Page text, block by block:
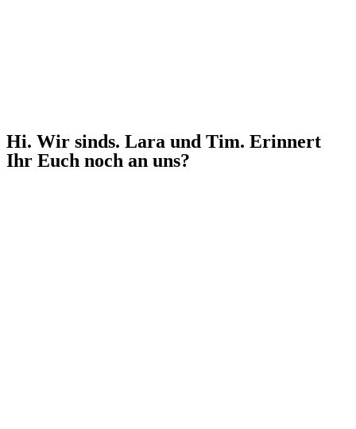
Hi. Wir sinds. Lara und Tim. Erinnert
Ihr Euch noch an uns?